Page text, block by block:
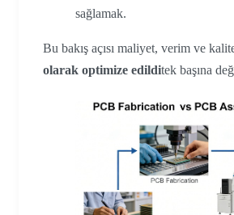
sağlamak.
Bu bakış açısı maliyet, verim ve
olarak optimize edilditek başına